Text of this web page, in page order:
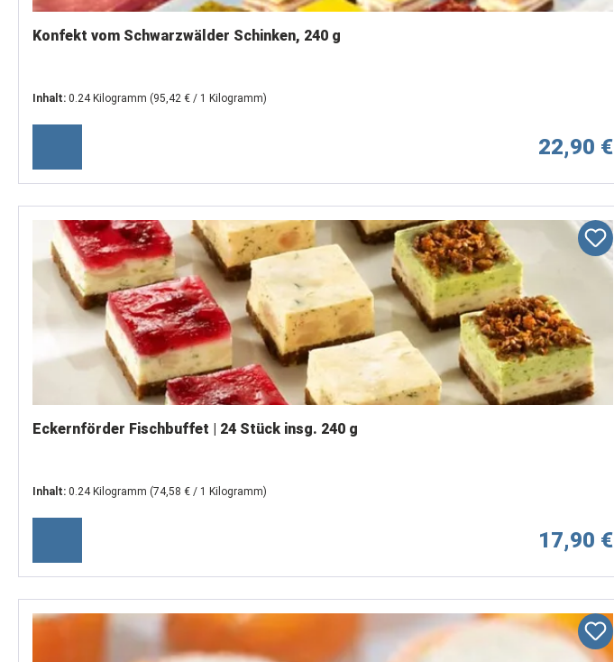
Konfekt vom Schwarzwälder Schinken, 240 g
Inhalt: 0.24 Kilogramm (95,42 € / 1 Kilogramm)
22,90 €
Eckernförder Fischbuffet | 24 Stück insg. 240 g
Inhalt: 0.24 Kilogramm (74,58 € / 1 Kilogramm)
17,90 €